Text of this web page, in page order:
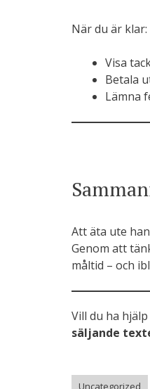
När du är klar:
Visa
Betala
Lämna
Att äta ute
Genom att
måltid – och
Vill du ha
säljande
Uncategorized